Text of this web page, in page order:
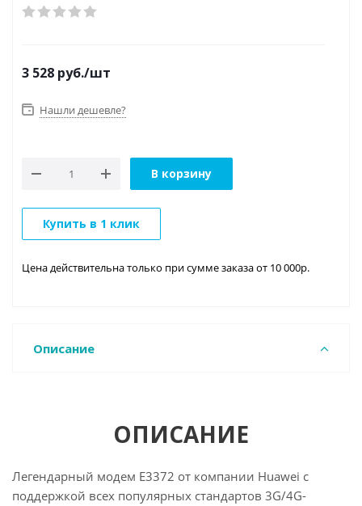
3 528 руб./шт
Нашли дешевле?
В корзину
Купить в 1 клик
Цена действительна только при сумме заказа от 10 000р.
Описание
ОПИСАНИЕ
Легендарный модем E3372 от компании Huawei с
поддержкой всех популярных стандартов 3G/4G-